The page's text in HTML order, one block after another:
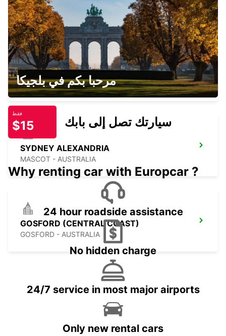
SYDNEY - AUSTRALIA
SYDNEY CITY
SYDNEY - AUSTRALIA
SYDNEY ALEXANDRIA
MASCOT - AUSTRALIA
GOSFORD (CENTRAL COAST)
GOSFORD - AUSTRALIA
مرحبا بكم في بلجيكا
فقط
$15 سيارتك تصل إلى بابك
Why renting car with Europcar ?
24 hour roadside assistance
No hidden charge
24/7 service in most major airports
Only new rental cars